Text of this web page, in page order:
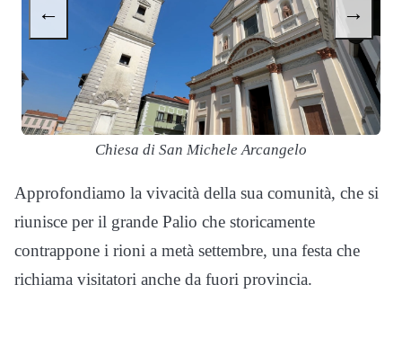
Chiesa di San Michele Arcangelo
← →
Approfondiamo la vivacità della sua comunità, che si
riunisce per il grande Palio che storicamente
contrappone i rioni a metà settembre, una festa che
richiama visitatori anche da fuori provincia.